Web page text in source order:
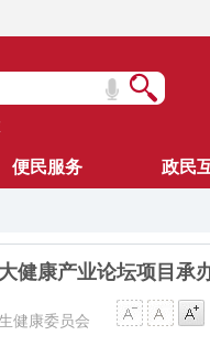
便民服务 政民
健康产业论坛项目承
健康委员会